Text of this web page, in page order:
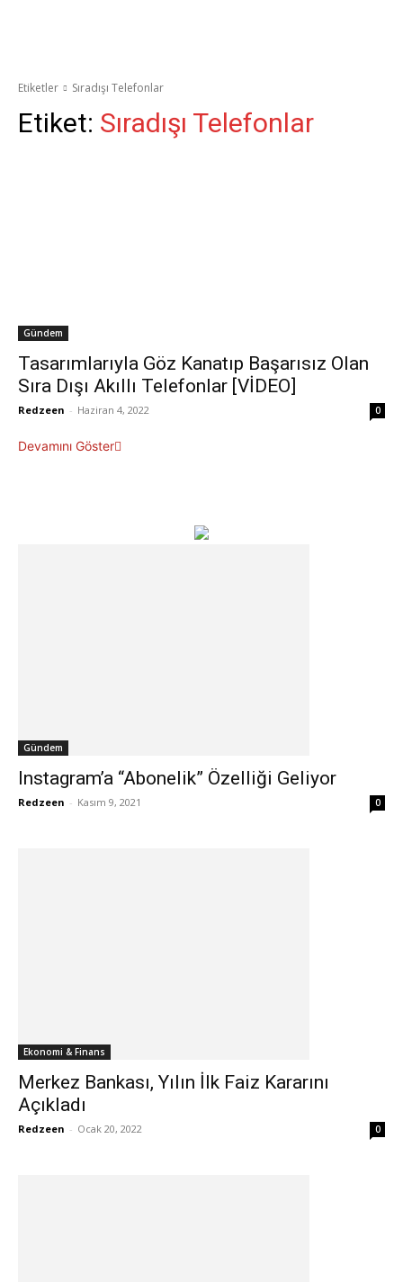
Etiketler Sıradışı Telefonlar
Etiket: Sıradışı Telefonlar
Gündem
Tasarımlarıyla Göz Kanatıp Başarısız Olan
Sıra Dışı Akıllı Telefonlar [VİDEO]
Redzeen - Haziran 4, 2022 0
Devamını Göster
Gündem
Instagram’a “Abonelik” Özelliği Geliyor
Redzeen - Kasım 9, 2021 0
Ekonomi & Finans
Merkez Bankası, Yılın İlk Faiz Kararını
Açıkladı
Redzeen - Ocak 20, 2022 0